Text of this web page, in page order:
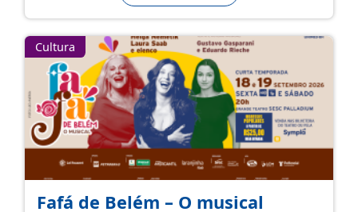
Cultura
Fafá de Belém – O musical